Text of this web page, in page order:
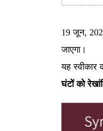
19 जून,
जाएगा।
यह स्वीकार
घंटों को